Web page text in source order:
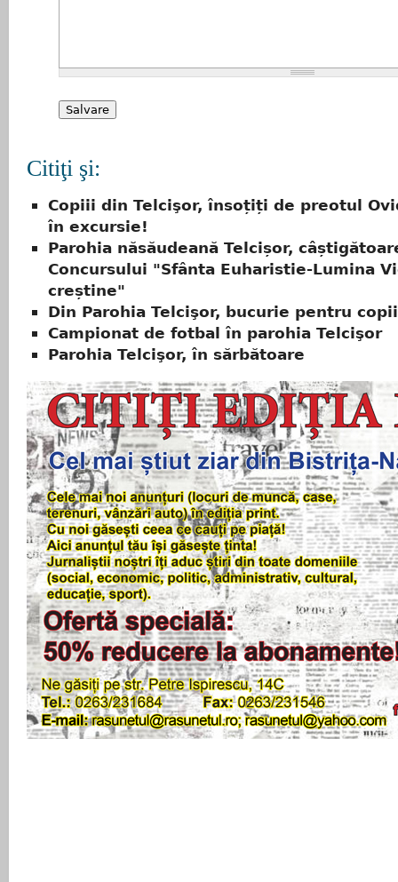
Citiţi şi:
Copiii din Telcişor, însoțiți de preotul
în excursie!
Parohia năsăudeană Telcișor,
Concursului "Sfânta Euharistie-Lumina
creștine"
Din Parohia Telcişor, bucurie pentru
Campionat de fotbal în parohia Telcişor
Parohia Telcişor, în sărbătoare